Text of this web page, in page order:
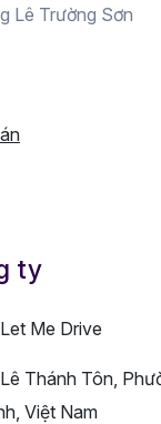
Lê Trường Sơn
ty
Me Drive
Thánh Tôn,
Việt Nam